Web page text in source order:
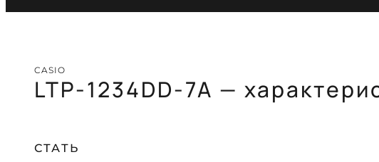
CASIO
LTP-1234DD-7A —
СТАТЬ